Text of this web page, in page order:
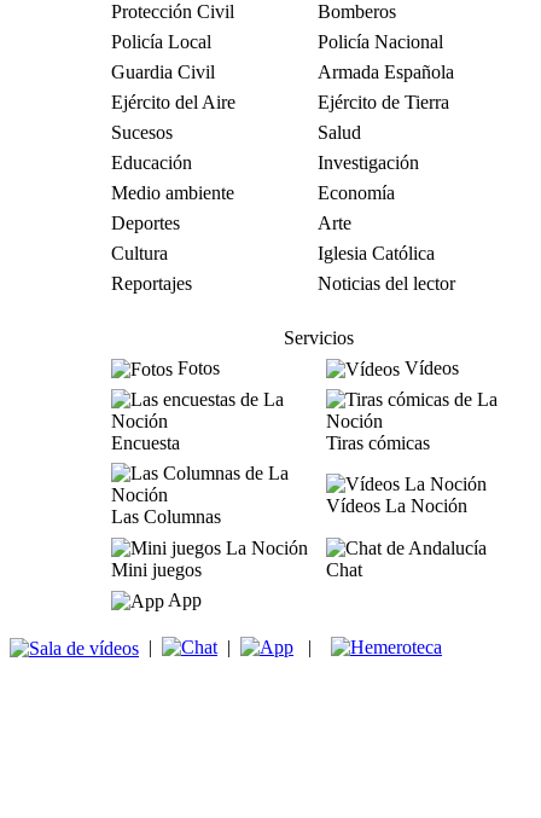
Protección Civil
Bomberos
Policía Local
Policía Nacional
Guardia Civil
Armada Española
Ejército del Aire
Ejército de Tierra
Sucesos
Salud
Educación
Investigación
Medio ambiente
Economía
Deportes
Arte
Cultura
Iglesia Católica
Reportajes
Noticias del lector
Servicios
Fotos
Vídeos
Encuesta Tiras cómicas
Las Columnas
Vídeos La Noción
Mini juegos
Chat
App
| | |